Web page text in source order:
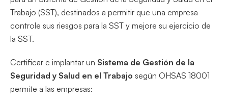
Trabajo (SST), destinados a permitir que una empresa
controle sus riesgos para la SST y mejore su ejercicio de
la SST.
Certificar e implantar un Sistema de Gestión de la
Seguridad y Salud en el Trabajo según OHSAS 18001
permite a las empresas: